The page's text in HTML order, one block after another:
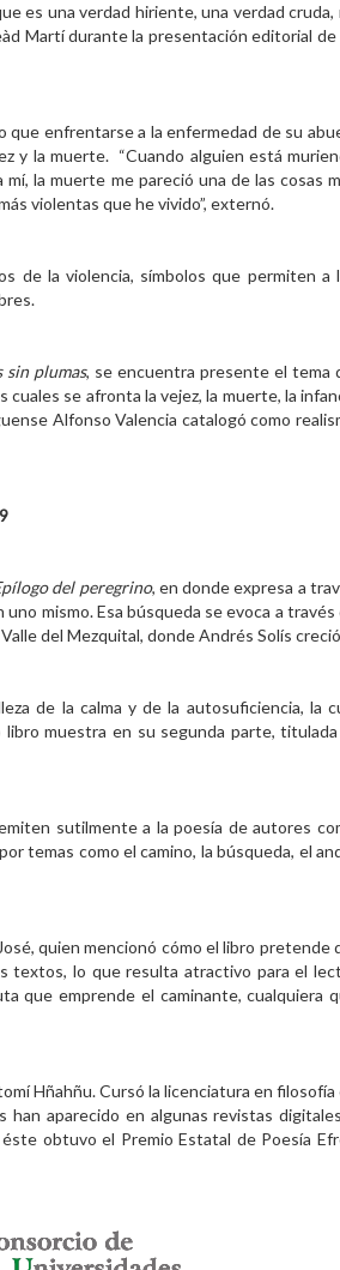
es una verdad hiriente, una verdad cruda,
Martí durante la presentación editorial de
enfrentarse a la enfermedad de su
y la muerte. “Cuando alguien está
la muerte me pareció una de las cosas
violentas que he vivido”, externó.
de la violencia, símbolos que permiten a
sin plumas, se encuentra presente el tema
cuales se afronta la vejez, la muerte, la
Alfonso Valencia catalogó como
del peregrino, en donde expresa a
mismo. Esa búsqueda se evoca a través
del Mezquital, donde Andrés Solís
de la calma y de la autosuficiencia, la
muestra en su segunda parte, titulada
sutilmente a la poesía de autores
temas como el camino, la búsqueda, el
quien mencionó cómo el libro pretende
textos, lo que resulta atractivo para el
que emprende el caminante, cualquiera
Hñahñu. Cursó la licenciatura en filosofía
han aparecido en algunas revistas
obtuvo el Premio Estatal de Poesía